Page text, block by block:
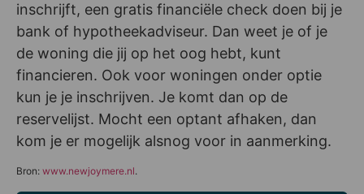
inschrijft, een gratis financiële check doen bij je
bank of hypotheekadviseur. Dan weet je of je
de woning die jij op het oog hebt, kunt
financieren. Ook voor woningen onder optie
kun je je inschrijven. Je komt dan op de
reservelijst. Mocht een optant afhaken, dan
kom je er mogelijk alsnog voor in aanmerking.
Bron: www.newjoymere.nl.